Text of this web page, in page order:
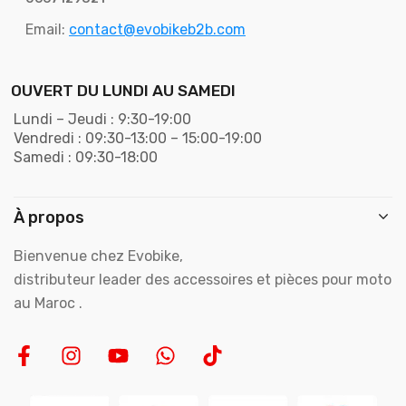
Email: contact@evobikeb2b.com
OUVERT DU LUNDI AU SAMEDI
Lundi – Jeudi : 9:30-19:00
Vendredi : 09:30-13:00 – 15:00-19:00
Samedi : 09:30-18:00
À propos
Bienvenue chez Evobike,
distributeur leader des accessoires et pièces pour moto
au Maroc .